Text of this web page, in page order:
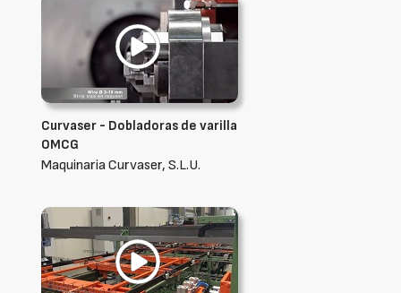
Curvaser - Dobladoras de varilla
OMCG
Maquinaria Curvaser, S.L.U.